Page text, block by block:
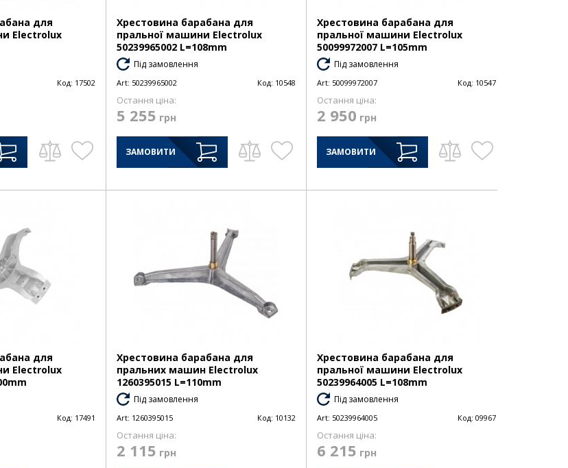
для
Electrolux
Код: 17502
Хрестовина барабана для
пральної машини Electrolux
50239965002 L=108mm
Під замовлення
Art: 50239965002 Код: 10548
Остання ціна:
5 255 грн
ЗАМОВИТИ
Хрестовина барабана для
пральної машини Electrolux
50099972007 L=105mm
Під замовлення
Art: 50099972007 Код: 10547
Остання ціна:
2 950 грн
ЗАМОВИТИ
для
Electrolux
Код: 17491
Хрестовина барабана для
пральних машин Electrolux
1260395015 L=110mm
Під замовлення
Art: 1260395015 Код: 10132
Остання ціна:
2 115 грн
Хрестовина барабана для
пральної машини Electrolux
50239964005 L=108mm
Під замовлення
Art: 50239964005 Код: 09967
Остання ціна:
6 215 грн